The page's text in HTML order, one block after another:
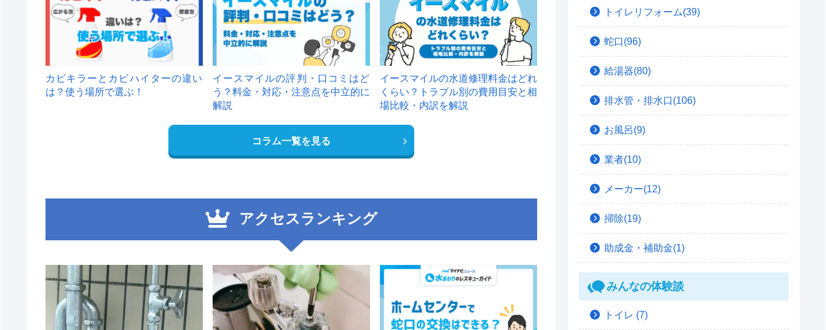
カビキラーとカビハイターの違い
は？使う場所で選ぶ！
イースマイルの評判・口コミはど
う？料金・対応・注意点を中立的に
解説
イースマイルの水道修理料金はどれ
くらい？トラブル別の費用目安と相
場比較・内訳を解説
コラム一覧を見る
アクセスランキング
1 2
トイレリフォーム(39)
蛇口(96)
給湯器(80)
排水管・排水口(106)
お風呂(9)
業者(10)
メーカー(12)
掃除(19)
助成金・補助金(1)
みんなの体験談
トイレ (7)